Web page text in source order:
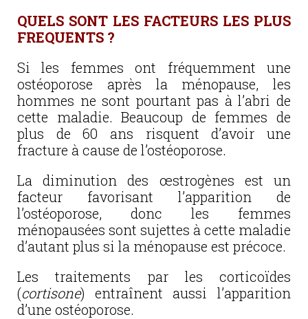
QUELS SONT LES FACTEURS LES PLUS
FREQUENTS ?
Si les femmes ont fréquemment une
ostéoporose après la ménopause, les
hommes ne sont pourtant pas à l’abri de
cette maladie. Beaucoup de femmes de
plus de 60 ans risquent d’avoir une
fracture à cause de l’ostéoporose.
La diminution des œstrogènes est un
facteur favorisant l’apparition de
l’ostéoporose, donc les femmes
ménopausées sont sujettes à cette maladie
d’autant plus si la ménopause est précoce.
Les traitements par les corticoïdes
(cortisone) entraînent aussi l’apparition
d’une ostéoporose.